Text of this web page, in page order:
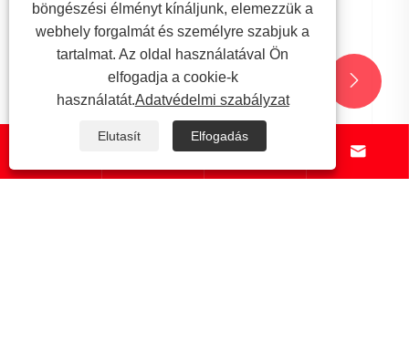

 
böngészési élményt kínáljunk, elemezzük a
webhely forgalmát és személyre szabjuk a
tartalmat. Az oldal használatával Ön
elfogadja a cookie-k
használatát.Adatvédelmi szabályzat
Elutasít Elfogadás